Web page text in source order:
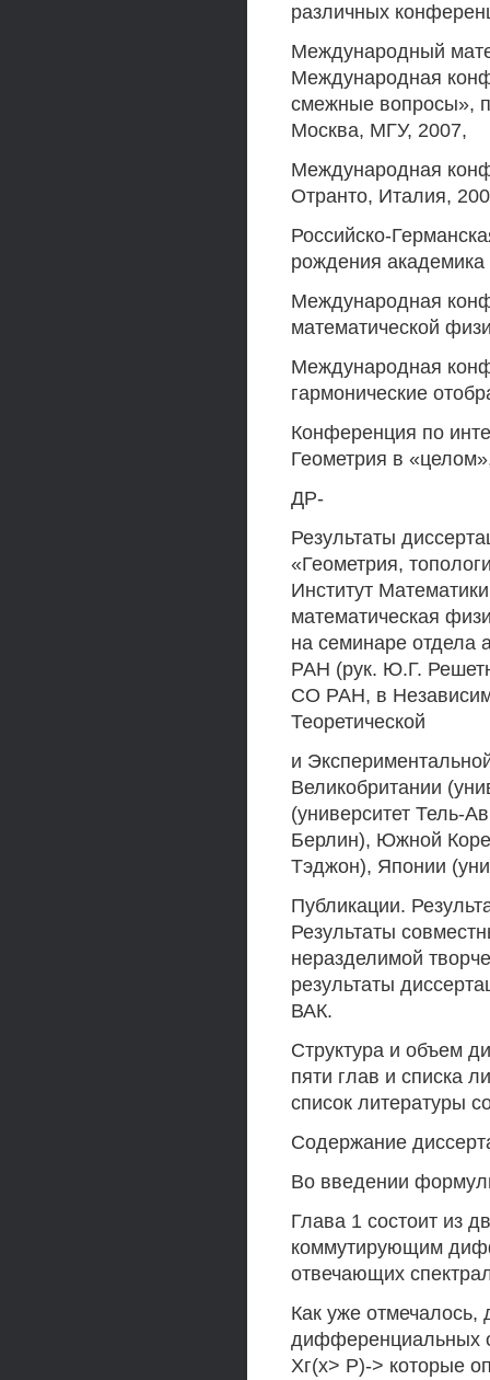
различных
Международный
Международная
смежные вопросы»,
Москва, МГУ, 2007,
Международная
Отранто, Италия,
Российско-
рождения
Международная
математической
Международная
гармонические
Конференция по
Геометрия в
ДР-
Результаты
«Геометрия,
Институт
математическая
на семинаре отдела
РАН (рук. Ю.Г.
СО РАН, в
Теоретической
и
Великобритании
(университет Тель-
Берлин), Южной
Тэджон), Японии
Публикации.
Результаты
неразделимой
результаты
ВАК.
Структура и объем
пяти глав и списка
список литературы
Содержание
Во введении
Глава 1 состоит из
коммутирующим
отвечающих
Как уже
дифференциальных
Хг(х> Р)-> которые